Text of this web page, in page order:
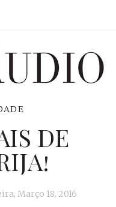
DE
Março 18, 2016